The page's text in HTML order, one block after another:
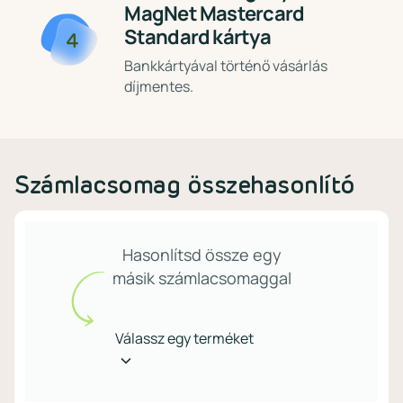
4
MagNet Mastercard
Standard kártya
Bankkártyával történő vásárlás
díjmentes.
Számlacsomag összehasonlító
Hasonlítsd össze egy
másik számlacsomaggal
egy
Válassz egy terméket